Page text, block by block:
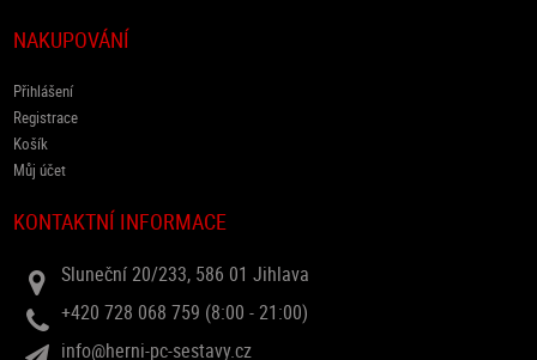
NAKUPOVÁNÍ
Přihlášení
Registrace
Košík
Můj účet
KONTAKTNÍ INFORMACE
Sluneční 20/233, 586 01 Jihlava
+420 728 068 759 (8:00 - 21:00)
info@herni-pc-sestavy.cz